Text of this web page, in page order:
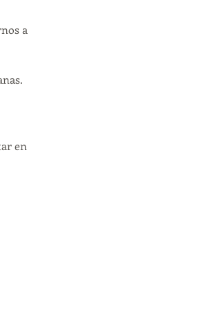
a
en